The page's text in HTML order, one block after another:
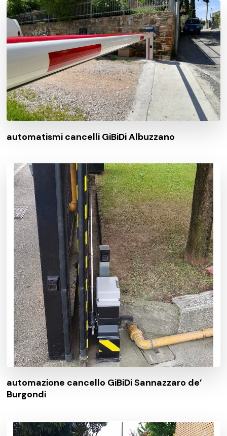
automatismi cancelli GiBiDi Albuzzano
automazione cancello GiBiDi Sannazzaro de’
Burgondi